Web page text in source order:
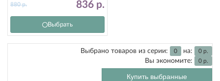
836 р.
880р.
Выбрать
Выбрано товаров из серии: 0 на: 0 р.
Вы экономите: 0 р.
Купить выбранные